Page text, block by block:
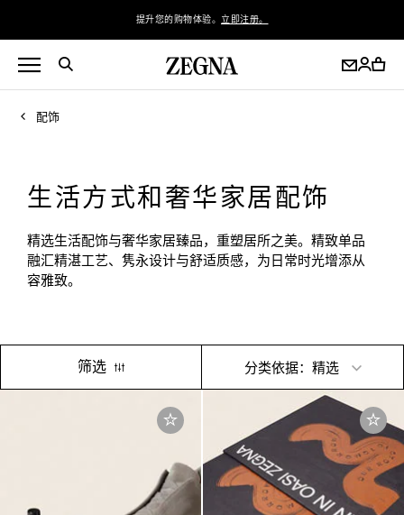
提升您的购物体验。 立即注册。
配饰
生活方式和奢华家居配饰
精选生活配饰与奢华家居臻品，重塑居所之美。精致单品
融汇精湛工艺、隽永设计与舒适质感，为日常时光增添从
容雅致。
筛选 分类依据：精选